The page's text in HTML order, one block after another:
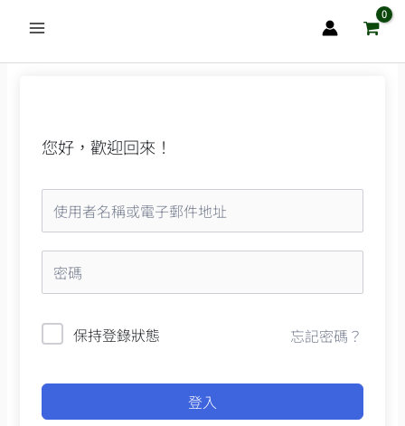
主
您好，歡迎回來！
保持登錄狀態 忘記密碼？
登入